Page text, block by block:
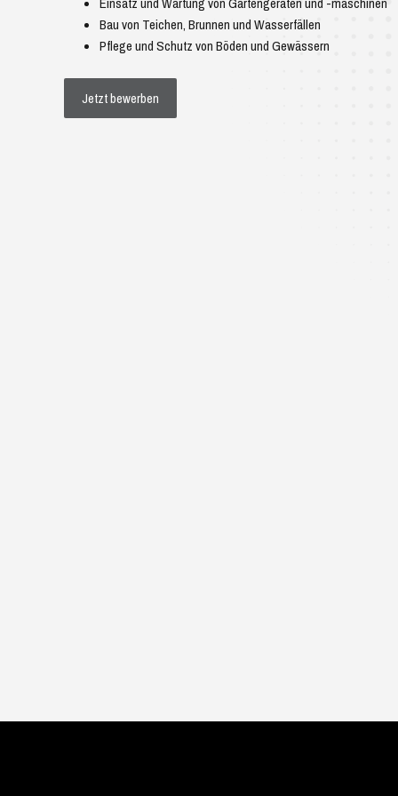
Bau von Teichen, Brunnen und Wasserfällen
Pflege und Schutz von Böden und Gewässern
Jetzt bewerben